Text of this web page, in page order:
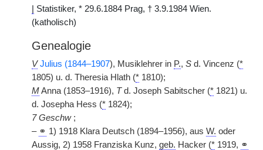
Statistiker, * 29.6.1884 Prag, † 3.9.1984 Wien.
(katholisch)
Genealogie
V Julius (1844–1907), Musiklehrer in P., S d. Vincenz (*
1805) u. d. Theresia Hlath (* 1810);
MAnna (1853–1916), Td. Joseph Sabitscher (* 1821) u.
d. Josepha Hess (* 1824);
7 Geschw;
– ⚭ 1) 1918 Klara Deutsch (1894–1956), aus W. oder
Aussig, 2) 1958 Franziska Kunz, geb. Hacker (* 1919, ⚭